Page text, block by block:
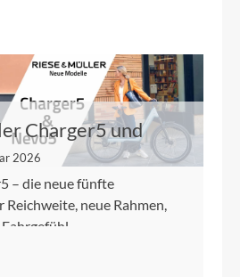
Charger5 und
2026
– die neue fünfte
neue Rahmen,